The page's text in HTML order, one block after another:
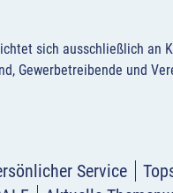
sich ausschließlich an
Gewerbetreibende und
Service